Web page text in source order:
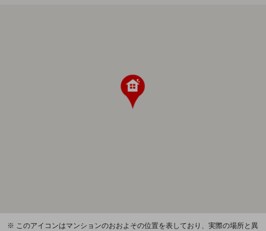
※ このアイコンはマンションのおおよその位置を表しており、実際の場所と異